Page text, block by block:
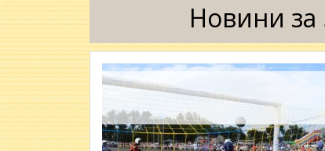
Новини за
В